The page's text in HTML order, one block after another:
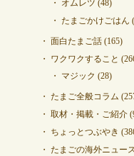
オムレツ (48)
たまごかけごはん
面白たまご話(165)
ワクワクすること
マジック (28)
たまご全般コラム
取材・掲載・ご紹介
ちょっとつぶやき
たまごの海外ニュー